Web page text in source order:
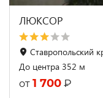
ЛЮКСОР
Ставропольский
До центра 352 м
от 1 700 ₽